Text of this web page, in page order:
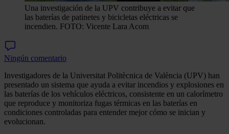
Una investigación de la UPV contribuye a evitar que
las baterías de patinetes y bicicletas eléctricas se
incendien. FOTO: Vicente Lara Acom
Ningún comentario
Investigadores de la Universitat Politècnica de València (UPV) han
presentado un sistema que ayuda a evitar incendios y explosiones en
las baterías de los vehículos eléctricos, consistente en un calorímetro
que reproduce y monitoriza fugas térmicas en las baterías en
condiciones controladas para entender mejor cómo se inician y
evolucionan.